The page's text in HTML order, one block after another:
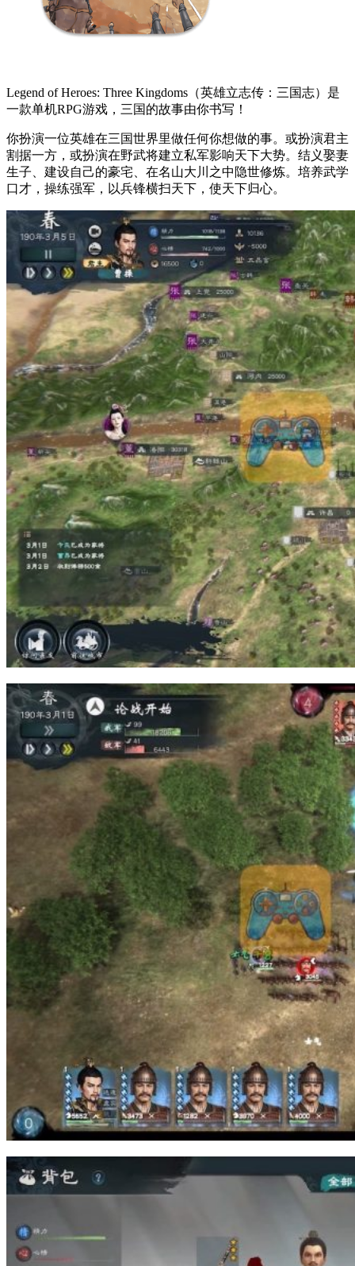
Legend of Heroes: Three Kingdoms（英雄立志传：三国志）是
一款单机RPG游戏，三国的故事由你书写！
你扮演一位英雄在三国世界里做任何你想做的事。或扮演君主
割据一方，或扮演在野武将建立私军影响天下大势。结义娶妻
生子、建设自己的豪宅、在名山大川之中隐世修炼。培养武学
口才，操练强军，以兵锋横扫天下，使天下归心。